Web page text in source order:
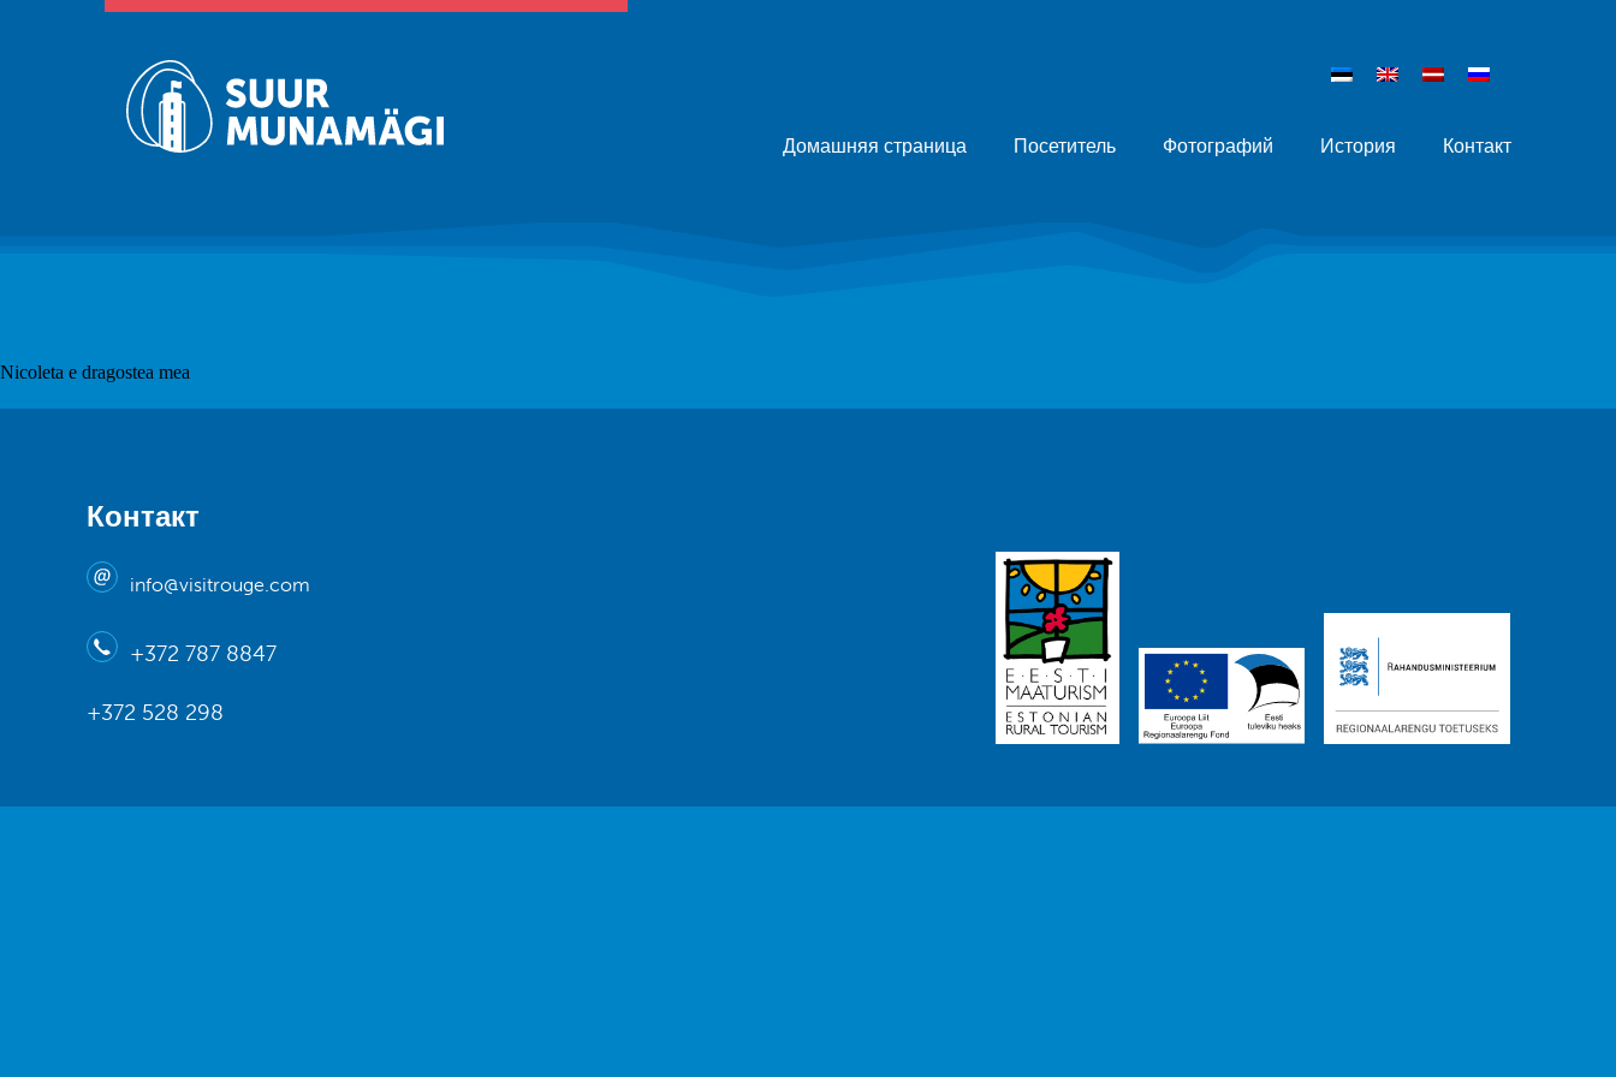
Домашняя страница Посетитель Фотографий История Контакт
Nicoleta e dragostea mea
Контакт
info@visitrouge.com
+372 787 8847
+372 528 298